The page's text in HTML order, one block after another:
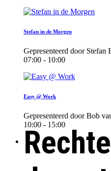
Stefan in de Morgen
Gepresenteerd door Stefan
07:00 - 10:00
Easy @ Work
Gepresenteerd door Bob
10:00 - 15:00